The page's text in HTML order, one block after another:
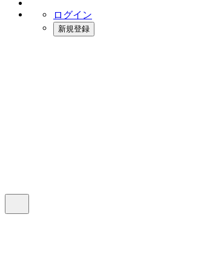
ログイン
新規登録